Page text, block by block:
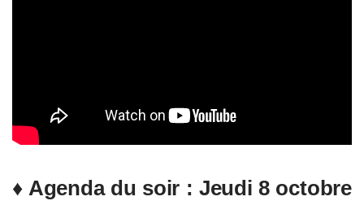
♦ Agenda du soir : Jeudi 8 octobre